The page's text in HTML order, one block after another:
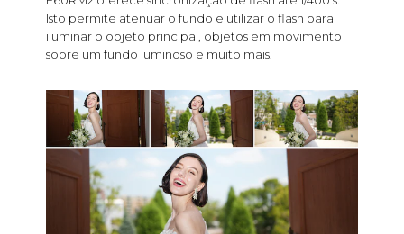
Isto permite atenuar o fundo e utilizar o flash para
iluminar o objeto principal, objetos em movimento
sobre um fundo luminoso e muito mais.